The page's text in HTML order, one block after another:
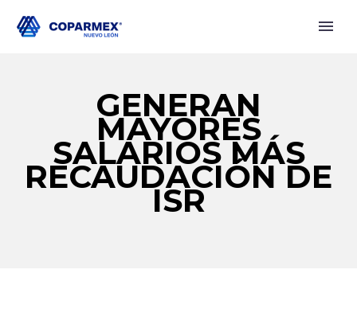
GENERAN
MAYORES
SALARIOS MÁS
RECAUDACIÓN DE
ISR